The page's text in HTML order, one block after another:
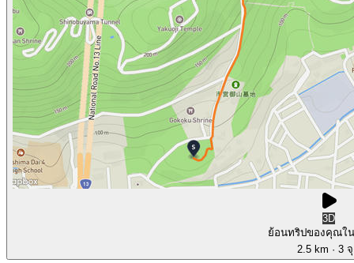
3D
ย้อนทริปของคุณใ
2.5 km · 3